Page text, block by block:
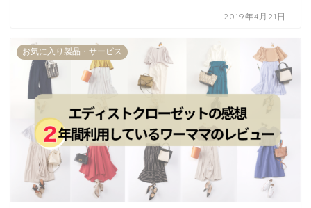
2019年4月21日
お気に入り製品・サービス